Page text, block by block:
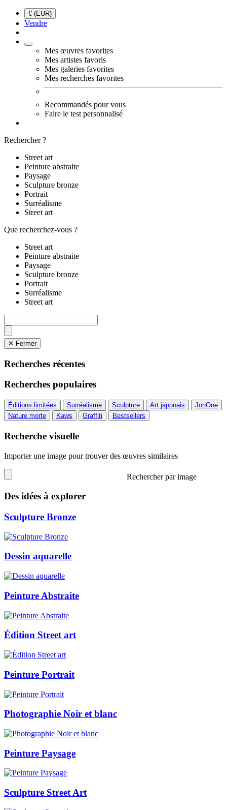
€ (EUR)
Vendre
Mes œuvres favorites
Mes artistes favoris
Mes galeries favorites
Mes recherches favorites
Recommandés pour vous
Faire le test personnalisé
Rechercher ?
Street art
Peinture abstraite
Paysage
Sculpture bronze
Portrait
Surréalisme
Street art
Que recherchez-vous ?
Street art
Peinture abstraite
Paysage
Sculpture bronze
Portrait
Surréalisme
Street art
✕ Fermer
Recherches récentes
Recherches populaires
Éditions limitées Surréalisme Sculpture Art japonais
JonOne
Nature morte
Kaws Graffiti Bestsellers
Recherche visuelle
Importer une image pour trouver des œuvres similaires
Rechercher par image
Des idées à explorer
Sculpture Bronze
Dessin aquarelle
Peinture Abstraite
Édition Street art
Peinture Portrait
Photographie Noir et blanc
Peinture Paysage
Sculpture Street Art